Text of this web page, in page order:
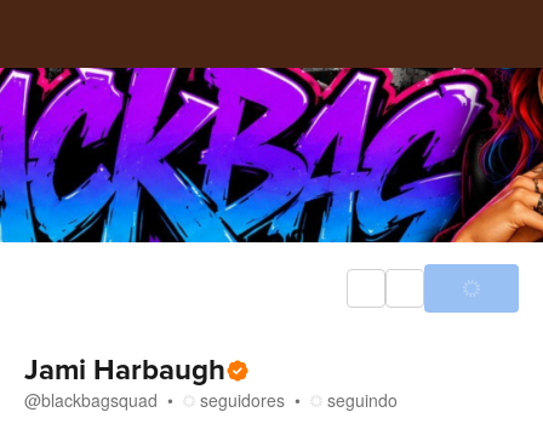
Jami Harbaugh
@blackbagsquad seguidores seguindo